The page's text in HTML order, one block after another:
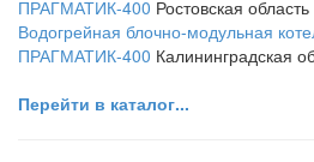
ПРАГМАТИК-400 Ростовская
Водогрейная блочно-модульная
ПРАГМАТИК-400 Калининградская
Перейти в каталог...